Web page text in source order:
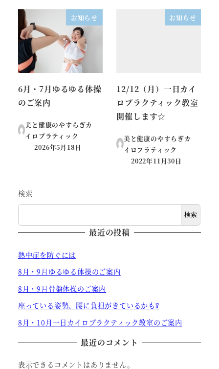
お知らせ
6月・7月ゆるゆる体操
のご案内
美と健康のやすらぎカ
イロプラティック
投稿日
2026年5月18日
お知らせ
12/12（月）一日カイ
ロプラクティック教室
開催します☆
美と健康のやすらぎカ
イロプラティック
投稿日
2022年11月30日
検索
検索
最近の投稿
熱中症を防ぐには
8月・9月ゆるゆる体操のご案内
8月・9月骨盤体操のご案内
座っている姿勢、腰に負担がきているかも⁉
8月・10月一日カイロプラクティック教室のご案内
最近のコメント
表示できるコメントはありません。